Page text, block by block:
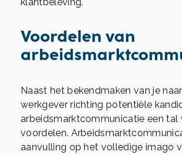
Voordelen van
Naast het bekendmaken van je
werkgever richting potentiële
arbeidsmarktcommunicatie een tal
voordelen.
aanvulling op het volledige imago